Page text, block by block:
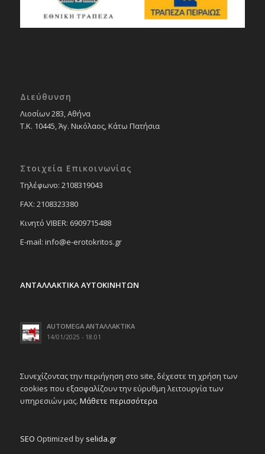
Διεύθυνση
Λιοσίων 283, Αθήνα
Τ.Κ. 10445, Άγ. Νικόλαος, Κάτω Πατήσια
Στοιχεία Επικοινωνίας
Tηλέφωνο: 2108319043
FAX: 2108323380
Κινητό VIBER: 6909715488
E-mail: info@e-erotokritos.gr
ΑΝΤΑΛΛΑΚΤΙΚΑ ΑΥΤΟΚΙΝΗΤΩΝ
AUTOMEGA ΑΝΤΑΛΛΑΚΤΙΚΑ
14/01/2025 - 18:01
Συνεχίζοντας την περιήγηση στο site, δέχεστε τη χρήση των
cookies που εξασφαλίζουν την εύρυθμη λειτουργία των
υπηρεσιών μας. Μάθετε περισσότερα
SEO Optimized by selida.gr